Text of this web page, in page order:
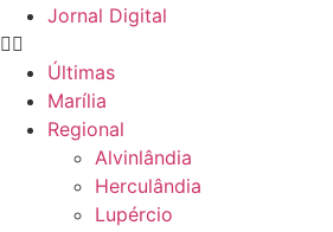
Jornal Digital
Últimas
Marília
Regional
Alvinlândia
Herculândia
Lupércio